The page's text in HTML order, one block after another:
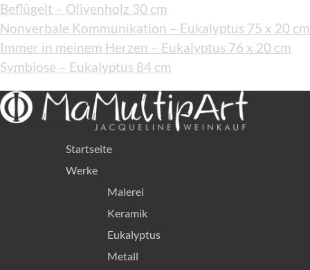
Beflügelt – Olivenholz 30 cm
Nonverbale Kommunikation – Eukalyptus 75 x 20 cm
Immer in meinem Herzen – Eukalyptus 76 x 20 cm
Symbiose – Eukalyptus 84 cm
Startseite
Werke
Malerei
Keramik
Eukalyptus
Metall